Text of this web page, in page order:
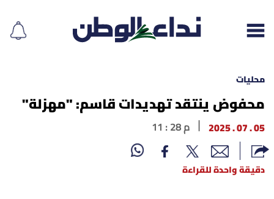
إقرأ الجريدة
لبنان
محليات
محفوض ينتقد تهديدات قاسم: "مهزلة"
05 . 07 . 2025 11 : 28 م
دقيقة واحدة للقراءة